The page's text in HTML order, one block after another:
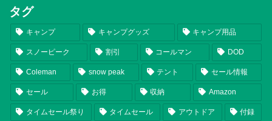
タグ
キャンプ キャンプグッズ キャンプ用品
スノーピーク 割引 コールマン DOD
Coleman snow peak テント セール情報
セール お得 収納 Amazon
タイムセール祭り タイムセール アウトドア 付録